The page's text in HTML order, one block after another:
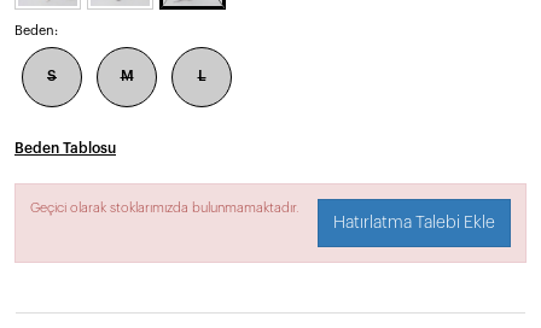
Beden:
S M L
Beden Tablosu
Geçici olarak stoklarımızda bulunmamaktadır.
Hatırlatma Talebi Ekle